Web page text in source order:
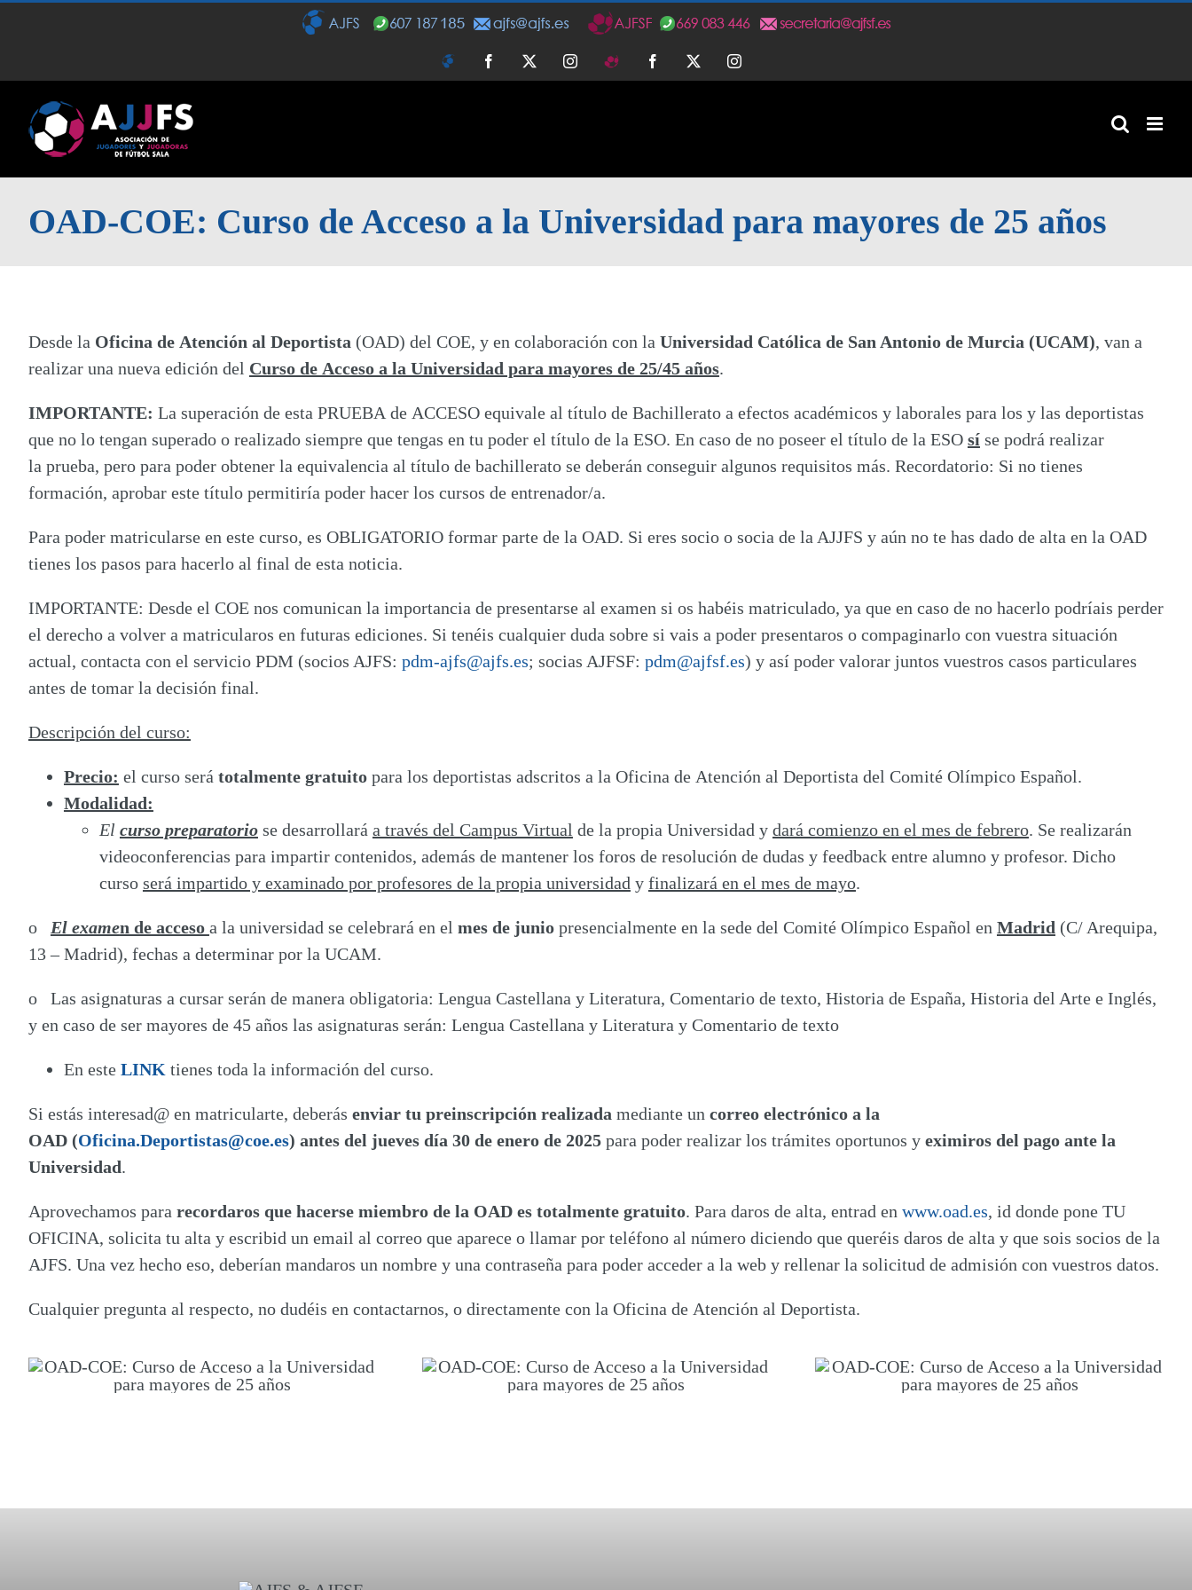
AJFS FacebookTwitterInstagram
AJFSF FacebookTwitterInstagram
OAD-COE: Curso de Acceso a la Universidad para mayores de 25 años
Desde la Oficina de Atención al Deportista (OAD) del COE, y en colaboración con la Universidad Católica de San Antonio de Murcia (UCAM), van a
realizar una nueva edición del Curso de Acceso a la Universidad para mayores de 25/45 años.
IMPORTANTE: La superación de esta PRUEBA de ACCESO equivale al título de Bachillerato a efectos académicos y laborales para los y las deportistas
que no lo tengan superado o realizado siempre que tengas en tu poder el título de la ESO. En caso de no poseer el título de la ESO síse podrá realizar
la prueba, pero para poder obtener la equivalencia al título de bachillerato se deberán conseguir algunos requisitos más. Recordatorio: Si no tienes
formación, aprobar este título permitiría poder hacer los cursos de entrenador/a.
Para poder matricularse en este curso, es OBLIGATORIO formar parte de la OAD. Si eres socio o socia de la AJJFS y aún no te has dado de alta en la OAD
tienes los pasos para hacerlo al final de esta noticia.
IMPORTANTE: Desde el COE nos comunican la importancia de presentarse al examen si os habéis matriculado, ya que en caso de no hacerlo podríais perder
el derecho a volver a matricularos en futuras ediciones. Si tenéis cualquier duda sobre si vais a poder presentaros o compaginarlo con vuestra situación
actual, contacta con el servicio PDM (socios AJFS: pdm-ajfs@ajfs.es; socias AJFSF: pdm@ajfsf.es) y así poder valorar juntos vuestros casos particulares
antes de tomar la decisión final.
Descripción del curso:
Precio: el curso será totalmente gratuito para los deportistas adscritos a la Oficina de Atención al Deportista del Comité Olímpico Español.
Modalidad:
El curso preparatoriose desarrollará a través del Campus Virtual de la propia Universidad y dará comienzo en el mes de febrero. Se realizarán
videoconferencias para impartir contenidos, además de mantener los foros de resolución de dudas y feedback entre alumno y profesor. Dicho
curso será impartido y examinado por profesores de la propia universidad y finalizará en el mes de mayo.
o El examen de acceso a la universidad se celebrará en el mes de junio presencialmente en la sede del Comité Olímpico Español en Madrid (C/ Arequipa,
13 – Madrid), fechas a determinar por la UCAM.
o Las asignaturas a cursar serán de manera obligatoria: Lengua Castellana y Literatura, Comentario de texto, Historia de España, Historia del Arte e Inglés,
y en caso de ser mayores de 45 años las asignaturas serán: Lengua Castellana y Literatura y Comentario de texto
En este LINK tienes toda la información del curso.
Si estás interesad@ en matricularte, deberás enviar tu preinscripción realizada mediante un correo electrónico a la
OAD (Oficina.Deportistas@coe.es) antes del jueves día 30 de enero de 2025 para poder realizar los trámites oportunos yeximiros del pago ante la
Universidad.
Aprovechamos para recordaros que hacerse miembro de la OAD es totalmente gratuito. Para daros de alta, entrad en www.oad.es, id donde pone TU
OFICINA, solicita tu alta y escribid un email al correo que aparece o llamar por teléfono al número diciendo que queréis daros de alta y que sois socios de la
AJFS. Una vez hecho eso, deberían mandaros un nombre y una contraseña para poder acceder a la web y rellenar la solicitud de admisión con vuestros datos.
Cualquier pregunta al respecto, no dudéis en contactarnos, o directamente con la Oficina de Atención al Deportista.